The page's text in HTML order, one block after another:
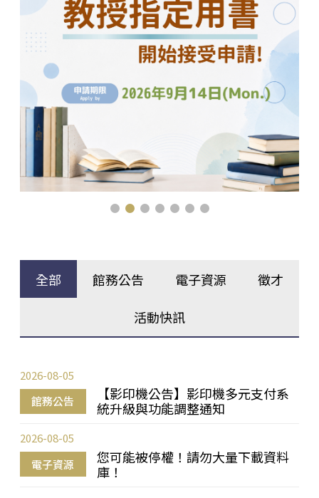
全部 館務公告 電子資源 徵才
活動快訊
館務公告
【影印機公告】影印機多元支付系
統升級與功能調整通知
2026-08-05
電子資源
您可能被停權！請勿大量下載資料
庫！
2026-08-05